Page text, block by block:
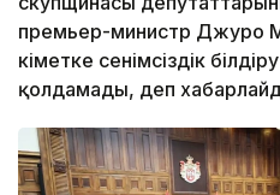
премьер-министр Джуро
үкіметке сенімсіздік
қолдамады, деп